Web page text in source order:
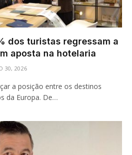
dos turistas regressam a
aposta na hotelaria
30, 2026
a posição entre os destinos
da Europa. De…